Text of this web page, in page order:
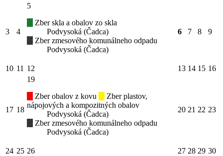
3 4
5
Zber skla a obalov zo skla
Podvysoká (Čadca)
Zber zmesového komunálneho odpadu
Podvysoká (Čadca)
6 7 8 9
10 11 12 13 14 15 16
17 18
19
Zber obalov z kovu
Zber plastov,
nápojových a kompozitných obalov
Podvysoká (Čadca)
Zber zmesového komunálneho odpadu
Podvysoká (Čadca)
20 21 22 23
24 25 26 27 28 29 30